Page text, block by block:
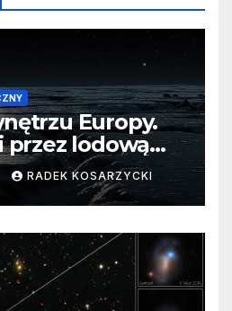
Europy.
przez lodową
RADEK KOSARZYCKI